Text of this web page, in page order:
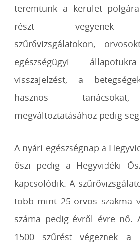
teremtünk a kerület
részt vegyenek
szűrővizsgálatokon,
egészségügyi
visszajelzést, a
hasznos
megváltoztatásához pedig
A nyári egészségnap a
őszi pedig a Hegyvidéki
kapcsolódik. A
több mint 25 orvos szakma
száma pedig évről évre nő.
1500 szűrést végeznek a